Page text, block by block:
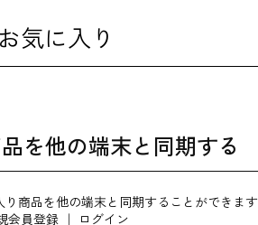
お気に入り
を他の端末と同期する
商品を他の端末と同期することができます
会員登録 ｜ ログイン